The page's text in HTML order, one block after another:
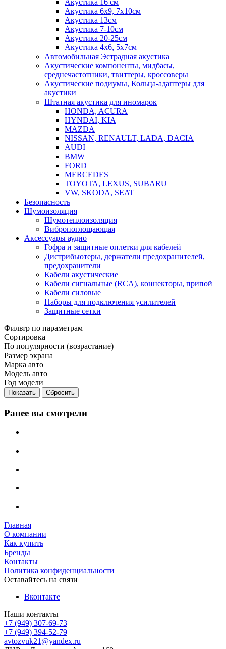
Акустика 6х9, 7х10см
Акустика 13см
Акустика 7-10см
Акустика 20-25см
Акустика 4х6, 5х7см
Автомобильная Эстрадная акустика
Акустические компоненты, мидбасы,
среднечастотники, твиттеры, кроссоверы
Акустические подиумы, Кольца-адаптеры для
акустики
Штатная акустика для иномарок
HONDA, ACURA
HYNDAI, KIA
MAZDA
NISSAN, RENAULT, LADA, DACIA
AUDI
BMW
FORD
MERCEDES
TOYOTA, LEXUS, SUBARU
VW, SKODA, SEAT
Безопасность
Шумоизоляция
Шумотеплоизоляция
Вибропоглощающая
Аксессуары аудио
Гофра и защитные оплетки для кабелей
Дистрибьютеры, держатели предохранителей,
предохранители
Кабели акустические
Кабели сигнальные (RCA), коннекторы, припой
Кабели силовые
Наборы для подключения усилителей
Защитные сетки
Фильтр по параметрам
Сортировка
По популярности (возрастание)
Размер экрана
Марка авто
Модель авто
Год модели
Сбросить
Ранее вы смотрели
Главная
О компании
Как купить
Бренды
Контакты
Политика конфиденциальности
Оставайтесь на связи
Вконтакте
Наши контакты
+7 (949) 307-69-73
+7 (949) 394-52-79
avtozvuk21@yandex.ru